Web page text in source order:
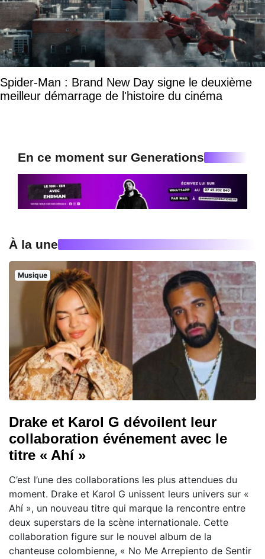
Spider-Man : Brand New Day signe le deuxième
meilleur démarrage de l'histoire du cinéma
En ce moment sur Generations
À la une
Musique
Drake et Karol G dévoilent leur
collaboration événement avec le
titre « Ahí »
C’est l’une des collaborations les plus attendues du
moment. Drake et Karol G unissent leurs univers sur «
Ahí », un nouveau titre qui marque la rencontre entre
deux superstars de la scène internationale. Cette
collaboration figure sur le nouvel album de la
chanteuse colombienne, « No Me Arrepiento de Sentir